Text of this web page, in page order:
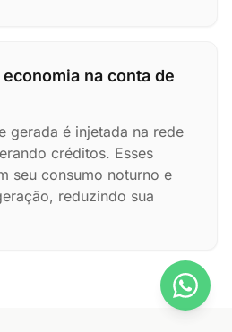
na conta de
gerada é injetada na rede
créditos. Esses
seu consumo noturno e
reduzindo sua